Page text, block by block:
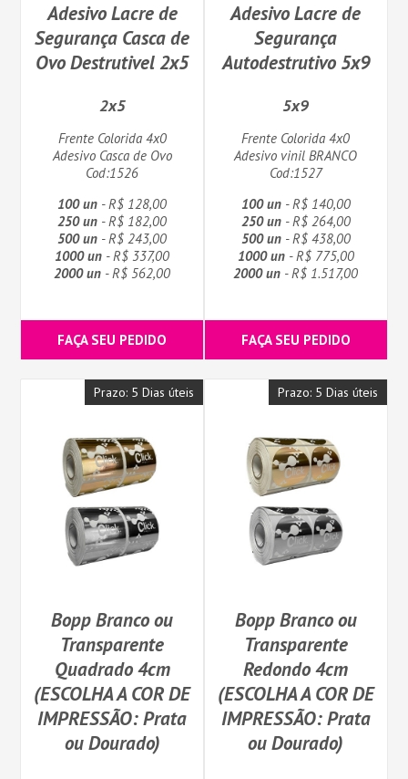
Adesivo Lacre de
Segurança Casca de
Ovo Destrutivel 2x5
2x5
Frente Colorida 4x0
Adesivo Casca de Ovo
Cod:1526
100 un - R$ 128,00
250 un - R$ 182,00
500 un - R$ 243,00
1000 un - R$ 337,00
2000 un - R$ 562,00
FAÇA SEU PEDIDO
Adesivo Lacre de
Segurança
Autodestrutivo 5x9
5x9
Frente Colorida 4x0
Adesivo vinil BRANCO
Cod:1527
100 un- R$ 140,00
250 un- R$ 264,00
500 un- R$ 438,00
1000 un- R$ 775,00
2000 un - R$ 1.517,00
FAÇA SEU PEDIDO
Prazo: 5 Dias úteis
Bopp Branco ou
Transparente
Quadrado 4cm
(ESCOLHA A COR DE
IMPRESSÃO: Prata
ou Dourado)
Prazo: 5 Dias úteis
Bopp Branco ou
Transparente
Redondo 4cm
(ESCOLHA A COR DE
IMPRESSÃO: Prata
ou Dourado)